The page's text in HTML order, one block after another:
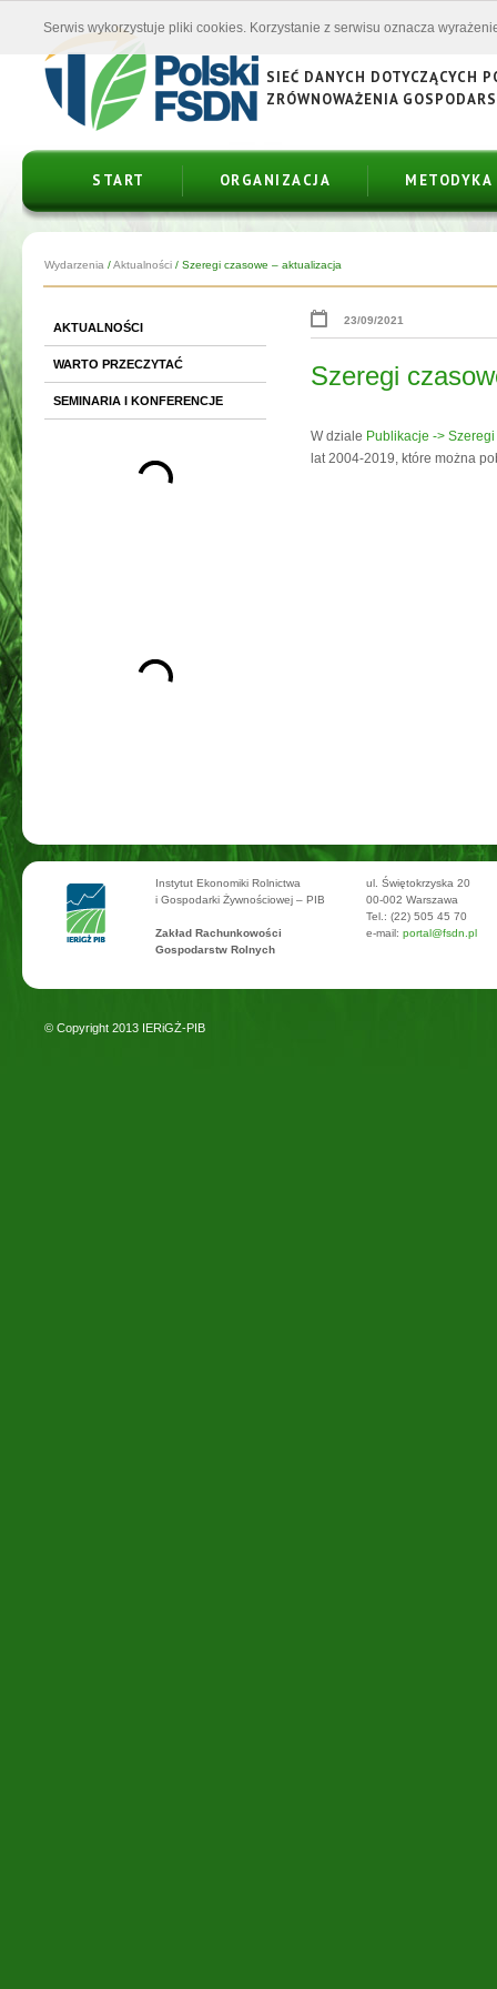
SIEĆ DANYCH DOTYCZĄCYCH
ZRÓWNOWAŻENIA
START ORGANIZACJA METODYKA
Wydarzenia /Aktualności / Szeregi czasowe – aktualizacja
AKTUALNOŚCI
WARTO PRZECZYTAĆ
SEMINARIA I KONFERENCJE
23/09/2021
Szeregi
W dziale Publikacje ->
lat 2004-2019, które można
Instytut Ekonomiki Rolnictwa
i Gospodarki Żywnościowej – PIB
Zakład Rachunkowości
Gospodarstw Rolnych
ul. Świętokrzyska 20
00-002 Warszawa
Tel.: (22) 505 45 70
e-mail: portal@fsdn.pl
© Copyright 2013 IERiGŻ-PIB
Serwis wykorzystuje pliki cookies. Korzystanie z serwisu oznacza